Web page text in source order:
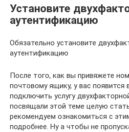
Установите
аутентификацию
Обязательно установите
аутентификацию
После того, как вы привяжете
почтовому ящику, у вас появится
подключить услугу
посвящали этой теме целую
рекомендуем ознакомиться с
подробнее. Ну а чтобы не